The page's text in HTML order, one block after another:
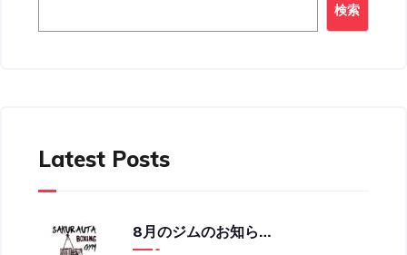
検索
Latest Posts
8月のジムのお知らせ